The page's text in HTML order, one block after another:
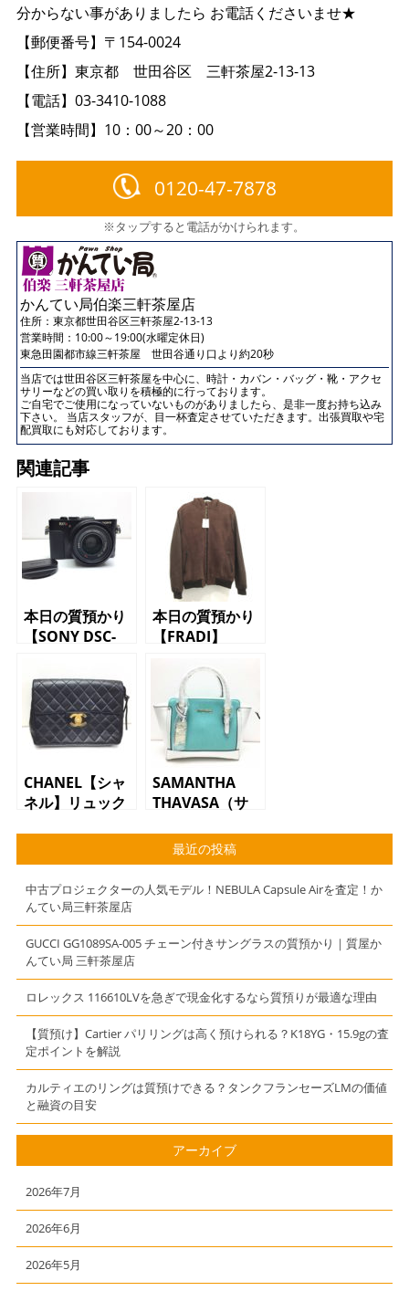
分からない事がありましたら お電話くださいませ★
【郵便番号】〒154-0024
【住所】東京都 世田谷区 三軒茶屋2-13-13
【電話】03-3410-1088
【営業時間】10：00～20：00
0120-47-7878
※タップすると電話がかけられます。
かんてい局伯楽三軒茶屋店
住所： 東京都世田谷区三軒茶屋2-13-13
営業時間：10:00～19:00(水曜定休日)
東急田園都市線三軒茶屋 世田谷通り口より約20秒
当店では世田谷区三軒茶屋を中心に、時計・カバン・バッグ・靴・アクセ
サリーなどの買い取りを積極的に行っております。
ご自宅でご使用になっていないものがありましたら、是非一度お持ち込み
下さい。 当店スタッフが、目一杯査定させていただきます。出張買取や宅
配買取にも対応しております。
関連記事
本日の質預かり
【SONY DSC-
ショット】
本日の質預かり
【FRADI】
CHANEL【シャ
ネル】リュック
SAMANTHA
THAVASA（サ
2WAYバッグ
最近の投稿
中古プロジェクターの人気モデル！NEBULA Capsule Airを査定！か
んてい局三軒茶屋店
GUCCI GG1089SA-005 チェーン付きサングラスの質預かり｜質屋か
んてい局 三軒茶屋店
ロレックス 116610LVを急ぎで現金化するなら質預りが最適な理由
【質預け】Cartier パリリングは高く預けられる？K18YG・15.9gの査
定ポイントを解説
カルティエのリングは質預けできる？タンクフランセーズLMの価値
と融資の目安
アーカイブ
2026年7月
2026年6月
2026年5月